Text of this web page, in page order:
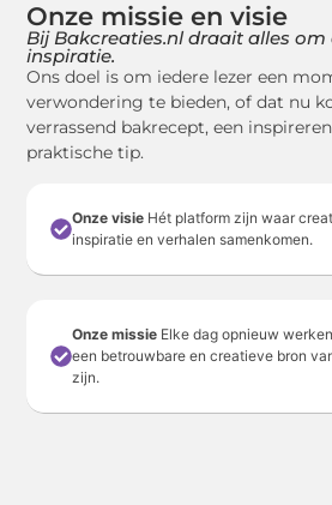
Onze missie en visie
Bij Bakcreaties.nl draait alles om
inspiratie.
Ons doel is om iedere lezer een
verwondering te bieden, of dat nu
verrassend bakrecept, een
praktische tip.
Onze visie Hét platform zijn waar
inspiratie en verhalen samenkomen.
Onze missie Elke dag opnieuw
een betrouwbare en creatieve bron
zijn.